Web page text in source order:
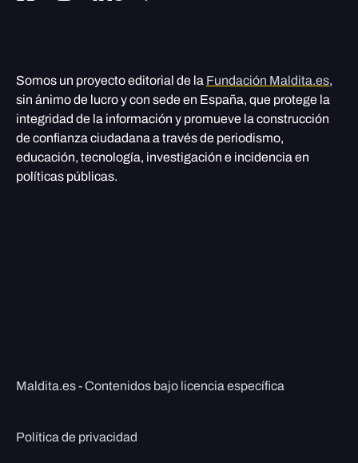
Somos un proyecto editorial de la Fundación Maldita.es,
sin ánimo de lucro y con sede en España, que protege la
integridad de la información y promueve la construcción
de confianza ciudadana a través de periodismo,
educación, tecnología, investigación e incidencia en
políticas públicas.
Maldita.es - Contenidos bajo licencia específica
Política de privacidad